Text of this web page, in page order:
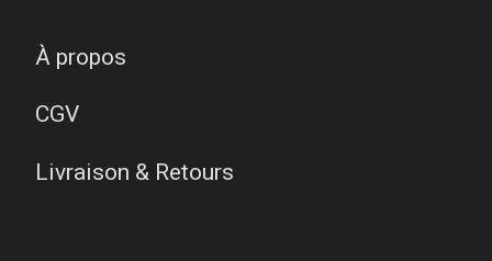
À propos
CGV
Livraison & Retours